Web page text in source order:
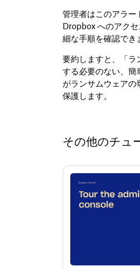
管理者はこのアラー
Dropbox へのアク
細な手順を確認でき
要約しますと、「ラ
する必要のない、簡
がランサムウェアの
保護します。
その他のチュ